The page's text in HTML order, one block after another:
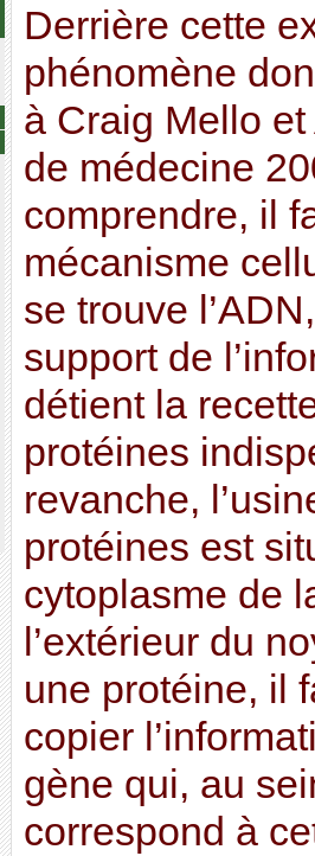
Derrière cette
phénomène
à Craig Mello
de médecine
comprendre, il
mécanisme
se trouve
support de
détient la
protéines
revanche,
protéines est
cytoplasme de
l’extérieur du
une protéine, il
copier
gène qui, au
correspond à